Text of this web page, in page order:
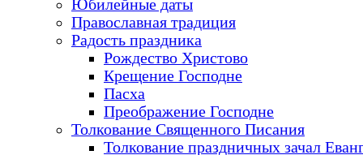
Юбилейные даты
Православная традиция
Радость праздника
Рождество Христово
Крещение Господне
Пасха
Преображение Господне
Толкование Священного Писания
Толкование праздничных зачал